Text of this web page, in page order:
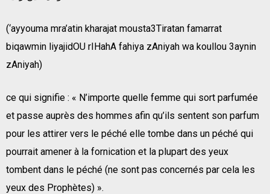
(‘ayyouma mra’atin kharajat mousta3Tiratan famarrat
biqawmin liyajidOU rIHahA fahiya zAniyah wa koullou 3aynin
zAniyah)
ce qui signifie : « N’importe quelle femme qui sort parfumée
et passe auprès des hommes afin qu’ils sentent son parfum
pour les attirer vers le péché elle tombe dans un péché qui
pourrait amener à la fornication et la plupart des yeux
tombent dans le péché (ne sont pas concernés par cela les
yeux des Prophètes) ».